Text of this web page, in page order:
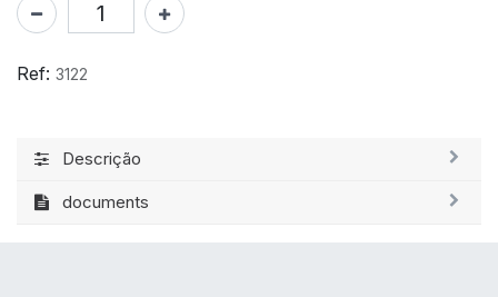
Ref: 3122
Descrição
documents